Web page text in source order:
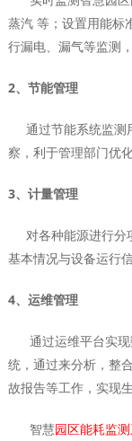
蒸汽 等；设置用能标
行漏电、漏气等监测
2、节能管理
通过节能系统监测
察，利于管理部门优
3、计量管理
对各种能源进行分
基本情况与设备运行信
4、运维管理
通过运维平台实现
统，通过来分析，整
故报告等工作，实现
智慧园区能耗监